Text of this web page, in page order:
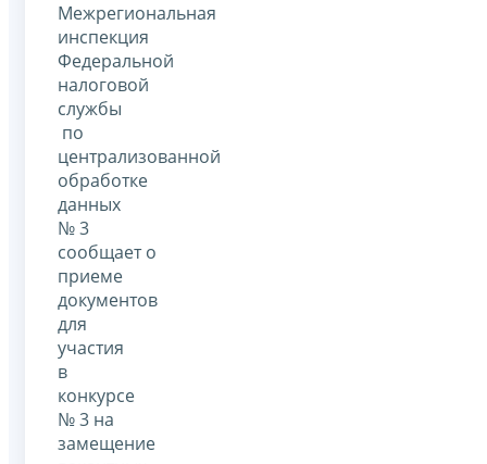
Межрегиональная
инспекция
Федеральной
налоговой
службы
по
централизованной
обработке
данных
№ 3
сообщает о
приеме
документов
для
участия
в
конкурсе
№ 3 на
замещение